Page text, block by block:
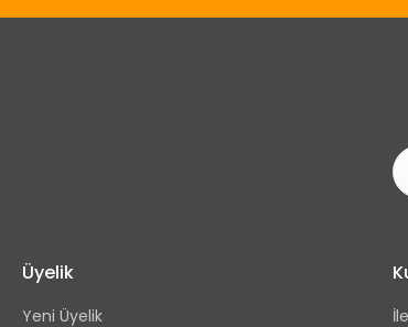
Üyelik
Yeni Üyelik